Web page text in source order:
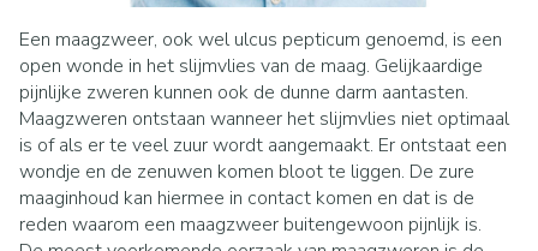
Een maagzweer, ook wel ulcus pepticum genoemd, is een
open wonde in het slijmvlies van de maag. Gelijkaardige
pijnlijke zweren kunnen ook de dunne darm aantasten.
Maagzweren ontstaan wanneer het slijmvlies niet optimaal
is of als er te veel zuur wordt aangemaakt. Er ontstaat een
wondje en de zenuwen komen bloot te liggen. De zure
maaginhoud kan hiermee in contact komen en dat is de
reden waarom een maagzweer buitengewoon pijnlijk is.